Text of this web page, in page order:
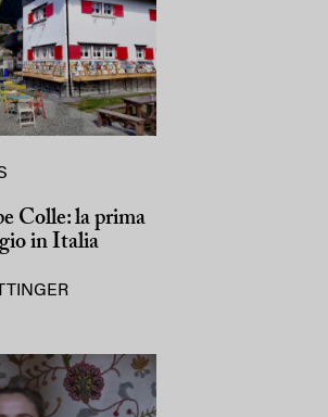
Colle: la prima
in Italia